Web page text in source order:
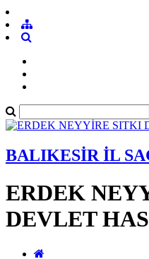
BALIKESİR İL
ERDEK
DEVLET